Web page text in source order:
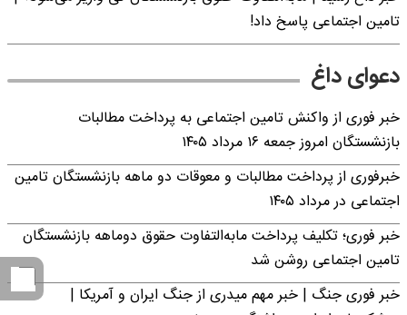
تامین اجتماعی پاسخ داد!
دعوای داغ
خبر فوری از واکنش تامین اجتماعی به پرداخت مطالبات
بازنشستگان امروز جمعه ۱۶ مرداد ۱۴۰۵
خبرفوری از پرداخت مطالبات و معوقات دو ماهه بازنشستگان تامین
اجتماعی در مرداد ۱۴۰۵
خبر فوری؛ تکلیف پرداخت مابه‌التفاوت حقوق دوماهه بازنشستگان
تامین اجتماعی روشن شد
خبر فوری جنگ | خبر مهم میدری از جنگ ایران و آمریکا |